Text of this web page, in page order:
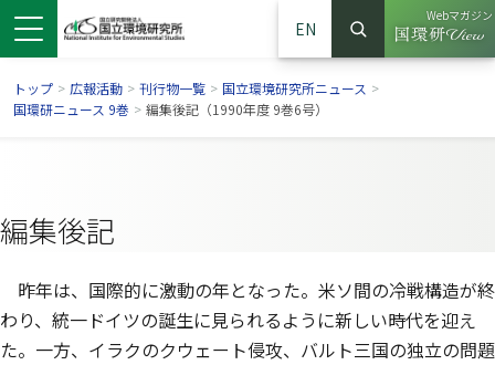
EN
サイト内検索
検索
Webマガジン
（別ウイ
トップ > 広報活動 > 刊行物一覧 > 国立環境研究所ニュース >
国環研ニュース 9巻 > 編集後記（1990年度 9巻6号）
編集後記
昨年は、国際的に激動の年となった。米ソ間の冷戦構造が終
わり、統一ドイツの誕生に見られるように新しい時代を迎え
た。一方、イラクのクウェート侵攻、バルト三国の独立の問題